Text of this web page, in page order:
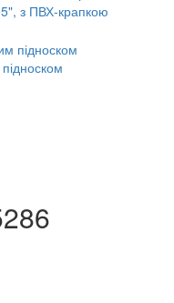
з ПВХ-крапкою